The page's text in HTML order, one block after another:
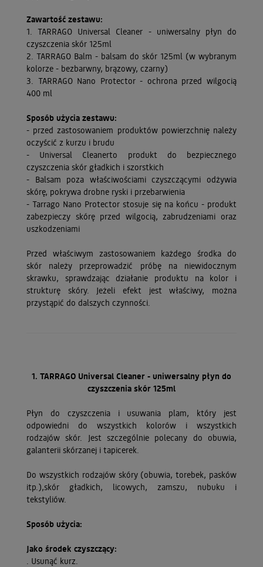
Zawartość zestawu:
1. TARRAGO Universal Cleaner - uniwersalny płyn do
czyszczenia skór 125ml
2. TARRAGO Balm - balsam do skór 125ml (w wybranym
kolorze - bezbarwny, brązowy, czarny)
3. TARRAGO Nano Protector - ochrona przed wilgocią
400 ml
Sposób użycia zestawu:
- przed zastosowaniem produktów powierzchnię należy
oczyścić z kurzu i brudu
- Universal Cleanerto produkt do bezpiecznego
czyszczenia skór gładkich i szorstkich
- Balsam poza właściwościami czyszczącymi odżywia
skórę, pokrywa drobne ryski i przebarwienia
- Tarrago Nano Protector stosuje się na końcu - produkt
zabezpieczy skórę przed wilgocią, zabrudzeniami oraz
uszkodzeniami
Przed właściwym zastosowaniem każdego środka do
skór należy przeprowadzić próbę na niewidocznym
skrawku, sprawdzając działanie produktu na kolor i
strukturę skóry. Jeżeli efekt jest właściwy, można
przystąpić do dalszych czynności.
1. TARRAGO Universal Cleaner - uniwersalny płyn do
czyszczenia skór 125ml
Płyn do czyszczenia i usuwania plam, który jest
odpowiedni do wszystkich kolorów i wszystkich
rodzajów skór. Jest szczególnie polecany do obuwia,
galanterii skórzanej i tapicerek.
Do wszystkich rodzajów skóry (obuwia, torebek, pasków
itp.),skór gładkich, licowych, zamszu, nubuku i
tekstyliów.
Sposób użycia:
Jako środek czyszczący:
. Usunąć kurz.